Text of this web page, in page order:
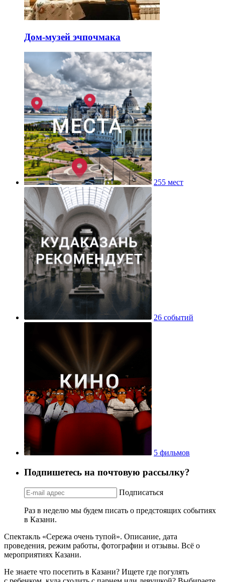
Дом-музей эчпочмака
255 мест
26 событий
5 фильмов
Подпишетесь на почтовую рассылку?
Подписаться
Раз в неделю мы будем писать о предстоящих событиях
в Казани.
Спектакль «Сережа очень тупой». Описание, дата
проведения, режим работы, фотографии и отзывы. Всё о
мероприятиях Казани.
Не знаете что посетить в Казани? Ищете где погулять